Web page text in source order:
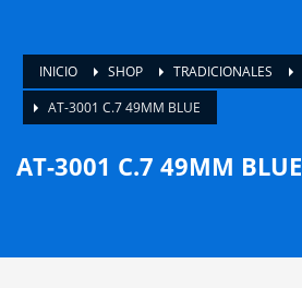
INICIO SHOP TRADICIONALES
AT-3001 C.7 49MM BLUE
AT-3001 C.7 49MM BLUE